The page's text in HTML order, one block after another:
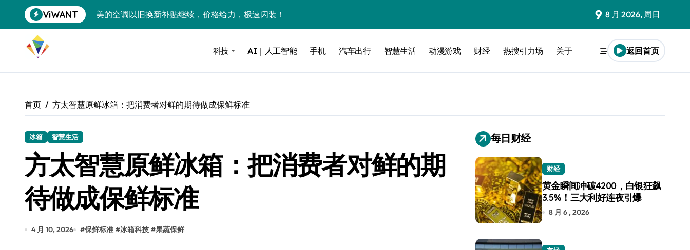
到
ViWANT
美的空调以旧换新补贴继续，价格给力，极速闪装！
黄金瞬间冲破4200，白银狂飙3.5%！三大利好连夜引爆
特斯拉中国卖第五，丰田一季净赚两个比亚迪——中国车企该醒醒了
Xbox七月大崩盘：裁员3200、卖工作室、网络瘫了，微软这次真急了
谷歌DeepMind创始人辞去CEO，但继续“垂帘听政”？
全球最小U盘，容量却碾压iPhone 17顶配？闪迪这波操作太狠了
400层堆叠、性能翻倍 三星把最新存储技术给了AI
9 8 月 2026, 周日
科技 AI｜人工智能 手机 汽车出行 智慧生活 动漫游戏 财经 热搜引力场 关于 返回首页
首页 方太智慧原鲜冰箱：把消费者对鲜的期待做成保鲜标准
冰箱 智慧生活
方太智慧原鲜冰箱：把消费者对鲜的期
待做成保鲜标准
4 月 10, 2026 #保鲜标准 #冰箱科技 #果蔬保鲜
每日财经
财经
黄金瞬间冲破4200，白银狂飙
3.5%！三大利好连夜引爆
8 月 6 , 2026